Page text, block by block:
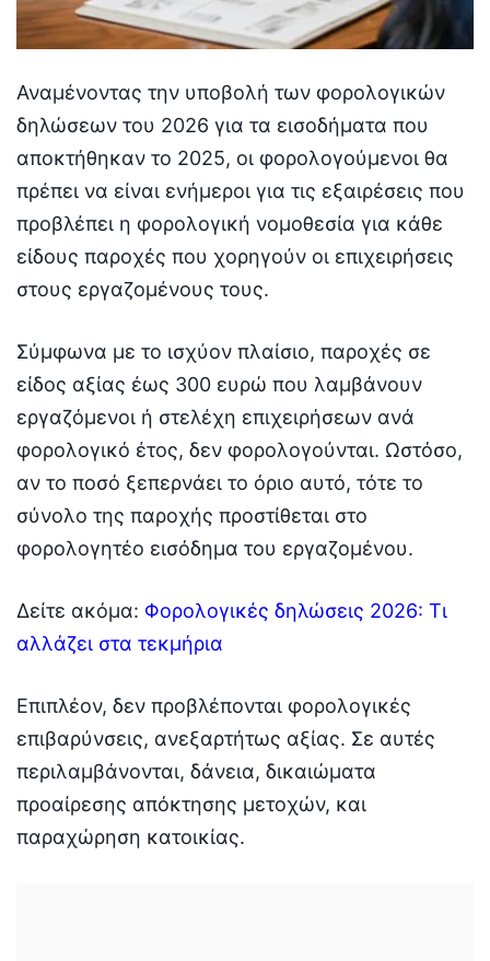
Αναμένοντας την υποβολή των φορολογικών
δηλώσεων του 2026 για τα εισοδήματα που
αποκτήθηκαν το 2025, οι φορολογούμενοι θα
πρέπει να είναι ενήμεροι για τις εξαιρέσεις που
προβλέπει η φορολογική νομοθεσία για κάθε
είδους παροχές που χορηγούν οι επιχειρήσεις
στους εργαζομένους τους.
Σύμφωνα με το ισχύον πλαίσιο, παροχές σε
είδος αξίας έως 300 ευρώ που λαμβάνουν
εργαζόμενοι ή στελέχη επιχειρήσεων ανά
φορολογικό έτος, δεν φορολογούνται. Ωστόσο,
αν το ποσό ξεπερνάει το όριο αυτό, τότε το
σύνολο της παροχής προστίθεται στο
φορολογητέο εισόδημα του εργαζομένου.
Δείτε ακόμα: Φορολογικές δηλώσεις 2026: Τι
αλλάζει στα τεκμήρια
Επιπλέον, δεν προβλέπονται φορολογικές
επιβαρύνσεις, ανεξαρτήτως αξίας. Σε αυτές
περιλαμβάνονται, δάνεια, δικαιώματα
προαίρεσης απόκτησης μετοχών, και
παραχώρηση κατοικίας.